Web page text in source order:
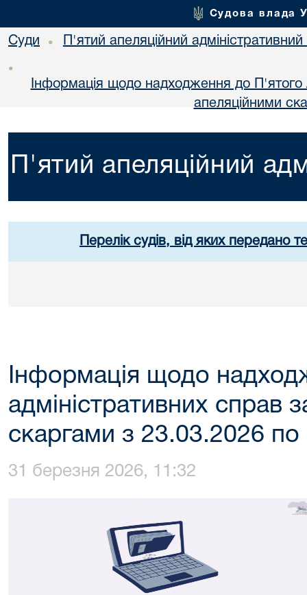
Судова влада
Суди • П'ятий апеляційний адміністративний
•
Інформація щодо надходження до П'ятого
апеляційними
П'ятий апеляційний
Перелік судів, від яких передано
Інформація щодо
адміністративних справ
скаргами з 23.03.2026
31 березня 2026, 11:32